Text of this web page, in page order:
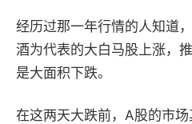
经历过那一年行情的人知道
酒为代表的大白马股上涨，
是大面积下跌。
在这两天大跌前，A股的市